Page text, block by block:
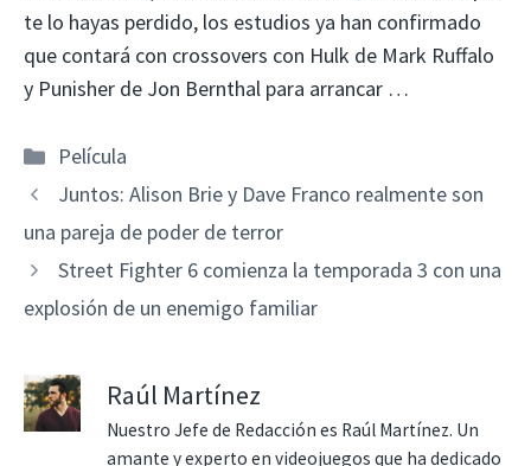
te lo hayas perdido, los estudios ya han confirmado
que contará con crossovers con Hulk de Mark Ruffalo
y Punisher de Jon Bernthal para arrancar …
Categorías
Película
Juntos: Alison Brie y Dave Franco realmente son
una pareja de poder de terror
Street Fighter 6 comienza la temporada 3 con una
explosión de un enemigo familiar
Raúl Martínez
Nuestro Jefe de Redacción es Raúl Martínez. Un
amante y experto en videojuegos que ha dedicado